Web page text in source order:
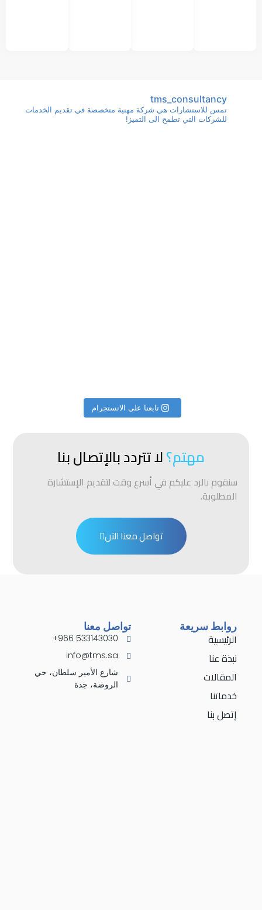
tms_consultancy
تمس للاستشارات هي شركة مهنية متخصصة في تقديم الخدمات
للشركات التي تطمح الى التميز!
تابعنا على الانستجرام
مهتم؟لا تتردد بالإتصال بنا
سنقوم بالرد عليكم في أسرع وقت لتقديم الإستشارة
المطلوبة.
تواصل معنا الآن
روابط سريعة
الرئيسية
نبذة عنا
المقالات
خدماتنا
إتصل بنا
تواصل معنا
533143030 966+
info@tms.sa
شارع الأمير سلطان، حي
الروضة، جدة